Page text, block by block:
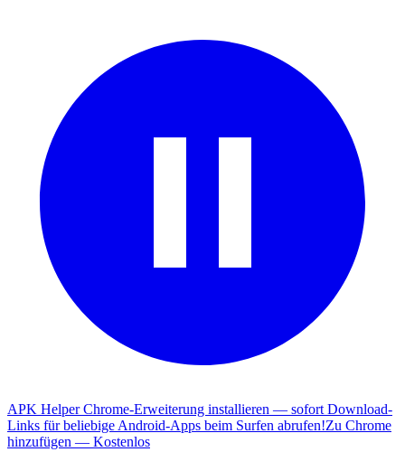
APK Helper Chrome-Erweiterung installieren — sofort Download-
Links für beliebige Android-Apps beim Surfen abrufen!Zu Chrome
hinzufügen — Kostenlos